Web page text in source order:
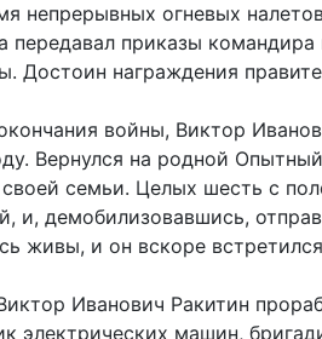
непрерывных огневых
передавал приказы
Достоин награждения
войны, Виктор
Вернулся на родной
семьи. Целых шесть с
и, демобилизовавшись,
живы, и он вскоре
Иванович Ракитин
электрических машин,